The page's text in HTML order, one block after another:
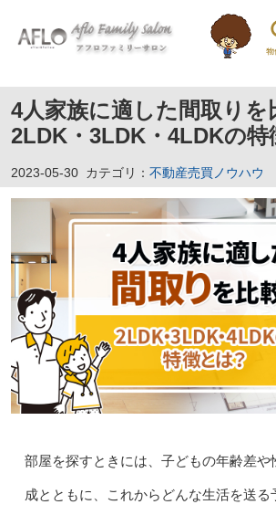
4人家族に適した間取りを
2LDK・3LDK・4LDKの特
2023-05-30 カテゴリ： 不動産売買ノウハウ
部屋を探すときには、子どもの年齢差や
成とともに、これからどんな生活を送る